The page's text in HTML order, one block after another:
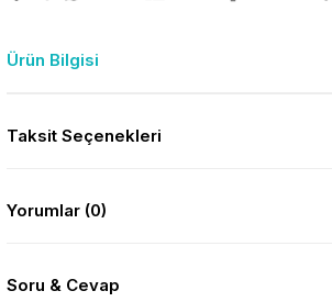
Ürün Bilgisi
Taksit Seçenekleri
Yorumlar (0)
Soru & Cevap